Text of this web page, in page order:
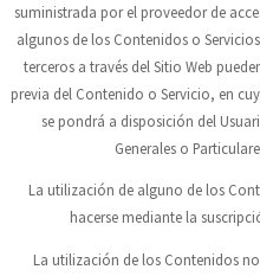
suministrada por el proveedor de
algunos de los Contenidos o
terceros a través del Sitio Web
previa del Contenido o Servicio, en
se pondrá a disposición del
Generales o
La utilización de alguno de los
hacerse mediante la
La utilización de los Contenidos